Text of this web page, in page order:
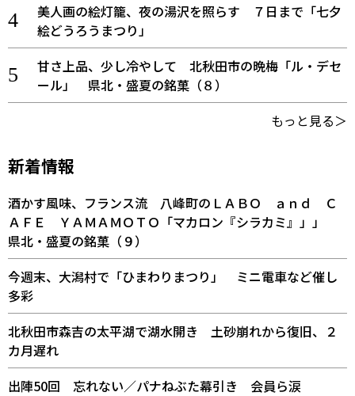
美人画の絵灯籠、夜の湯沢を照らす ７日まで「七夕
絵どうろうまつり」
甘さ上品、少し冷やして 北秋田市の晩梅「ル・デセ
ール」 県北・盛夏の銘菓（８）
もっと見る＞
新着情報
酒かす風味、フランス流 八峰町のＬＡＢＯ ａｎｄ Ｃ
ＡＦＥ ＹＡＭＡＭＯＴＯ「マカロン『シラカミ』」」
県北・盛夏の銘菓（９）
今週末、大潟村で「ひまわりまつり」 ミニ電車など催し
多彩
北秋田市森吉の太平湖で湖水開き 土砂崩れから復旧、２
カ月遅れ
出陣50回 忘れない／パナねぶた幕引き 会員ら涙